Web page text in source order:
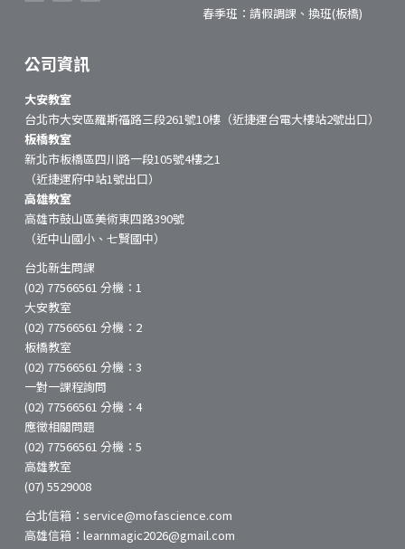
春季班：請假調課、換班(板橋)
公司資訊
大安教室
台北市大安區羅斯福路三段261號10樓（近捷運台電大樓站2號出口）
板橋教室
新北市板橋區四川路一段105號4樓之1
（近捷運府中站1號出口）
高雄教室
高雄市鼓山區美術東四路390號
（近中山國小、七賢國中）
台北新生問課
(02) 77566561 分機：1
大安教室
(02) 77566561 分機：2
板橋教室
(02) 77566561 分機：3
一對一課程詢問
(02) 77566561 分機：4
應徵相關問題
(02) 77566561 分機：5
高雄教室
(07) 5529008
台北信箱：service@mofascience.com
高雄信箱：learnmagic2026@gmail.com